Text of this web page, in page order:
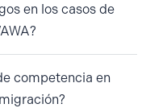
en los casos de
competencia en